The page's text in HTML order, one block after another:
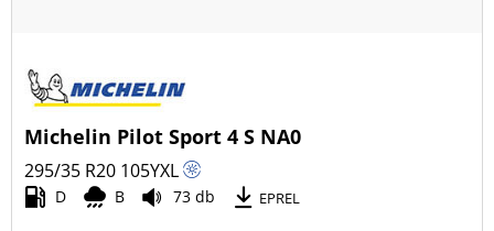
Michelin Pilot Sport 4 S NA0
295/35 R20 105YXL
D B 73 db EPREL